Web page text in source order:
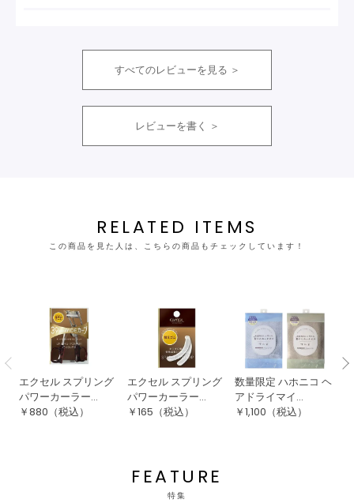
すべてのレビューを見る
レビューを書く
RELATED ITEMS
この商品を見た人は、こちらの商品もチェックしています！
エクセル スプリング
パワーカーラー...
￥880 （税込）
エクセル スプリング
パワーカーラー...
￥165 （税込）
数量限定 ハホニコ ヘ
アドライマイ...
￥1,100 （税込）
FEATURE
特集